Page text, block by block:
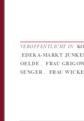
VERÖFFENTLICHT IN
EDEKA-MARKT
OELDE , FRAU
SENGER , FRAU